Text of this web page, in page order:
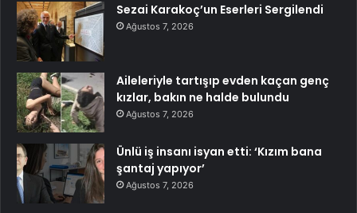
Sezai Karakoç’un Eserleri Sergilendi
Ağustos 7, 2026
Aileleriyle tartışıp evden kaçan genç
kızlar, bakın ne halde bulundu
Ağustos 7, 2026
Ünlü iş insanı isyan etti: ‘Kızım bana
şantaj yapıyor’
Ağustos 7, 2026